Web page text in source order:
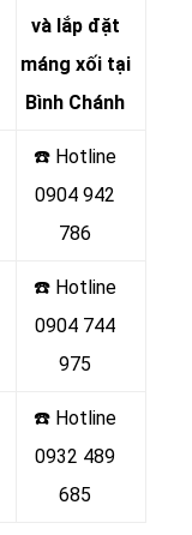
và lắp đặt
máng xối tại
Bình Chánh
☎️ Hotline
0904 942
786
☎️ Hotline
0904 744
975
☎️ Hotline
0932 489
685